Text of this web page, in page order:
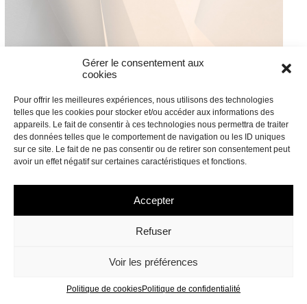
Gérer le consentement aux
cookies
Pour offrir les meilleures expériences, nous utilisons des technologies
telles que les cookies pour stocker et/ou accéder aux informations des
appareils. Le fait de consentir à ces technologies nous permettra de traiter
des données telles que le comportement de navigation ou les ID uniques
sur ce site. Le fait de ne pas consentir ou de retirer son consentement peut
avoir un effet négatif sur certaines caractéristiques et fonctions.
Accepter
Refuser
Voir les préférences
Politique de cookiesPolitique de confidentialité